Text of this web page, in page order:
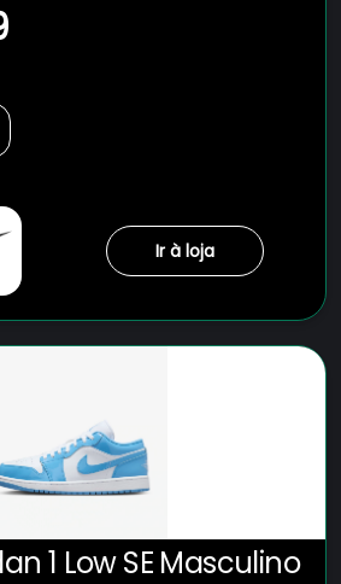
Ir à loja
1 Low SE Masculino